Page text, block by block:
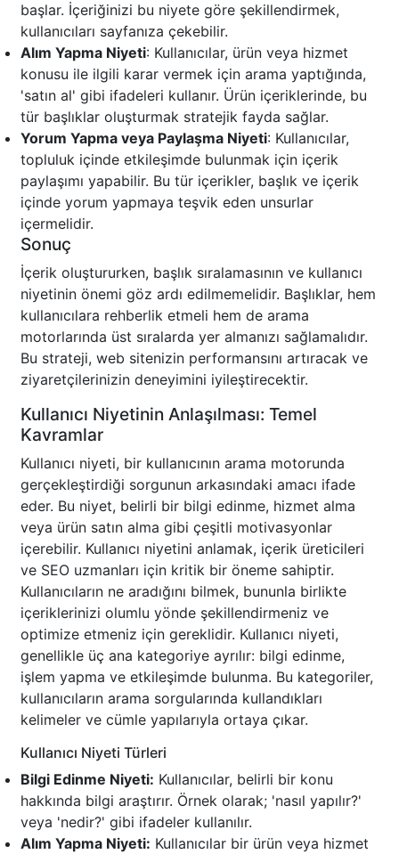
başlar. İçeriğinizi bu niyete göre şekillendirmek,
kullanıcıları sayfanıza çekebilir.
Alım Yapma Niyeti: Kullanıcılar, ürün veya hizmet
konusu ile ilgili karar vermek için arama yaptığında,
'satın al' gibi ifadeleri kullanır. Ürün içeriklerinde, bu
tür başlıklar oluşturmak stratejik fayda sağlar.
Yorum Yapma veya Paylaşma Niyeti: Kullanıcılar,
topluluk içinde etkileşimde bulunmak için içerik
paylaşımı yapabilir. Bu tür içerikler, başlık ve içerik
içinde yorum yapmaya teşvik eden unsurlar
içermelidir.
Sonuç
İçerik oluştururken, başlık sıralamasının ve kullanıcı
niyetinin önemi göz ardı edilmemelidir. Başlıklar, hem
kullanıcılara rehberlik etmeli hem de arama
motorlarında üst sıralarda yer almanızı sağlamalıdır.
Bu strateji, web sitenizin performansını artıracak ve
ziyaretçilerinizin deneyimini iyileştirecektir.
Kullanıcı Niyetinin Anlaşılması: Temel
Kavramlar
Kullanıcı niyeti, bir kullanıcının arama motorunda
gerçekleştirdiği sorgunun arkasındaki amacı ifade
eder. Bu niyet, belirli bir bilgi edinme, hizmet alma
veya ürün satın alma gibi çeşitli motivasyonlar
içerebilir. Kullanıcı niyetini anlamak, içerik üreticileri
ve SEO uzmanları için kritik bir öneme sahiptir.
Kullanıcıların ne aradığını bilmek, bununla birlikte
içeriklerinizi olumlu yönde şekillendirmeniz ve
optimize etmeniz için gereklidir. Kullanıcı niyeti,
genellikle üç ana kategoriye ayrılır: bilgi edinme,
işlem yapma ve etkileşimde bulunma. Bu kategoriler,
kullanıcıların arama sorgularında kullandıkları
kelimeler ve cümle yapılarıyla ortaya çıkar.
Kullanıcı Niyeti Türleri
Bilgi Edinme Niyeti: Kullanıcılar, belirli bir konu
hakkında bilgi araştırır. Örnek olarak; 'nasıl yapılır?'
veya 'nedir?' gibi ifadeler kullanılır.
Alım Yapma Niyeti: Kullanıcılar bir ürün veya hizmet